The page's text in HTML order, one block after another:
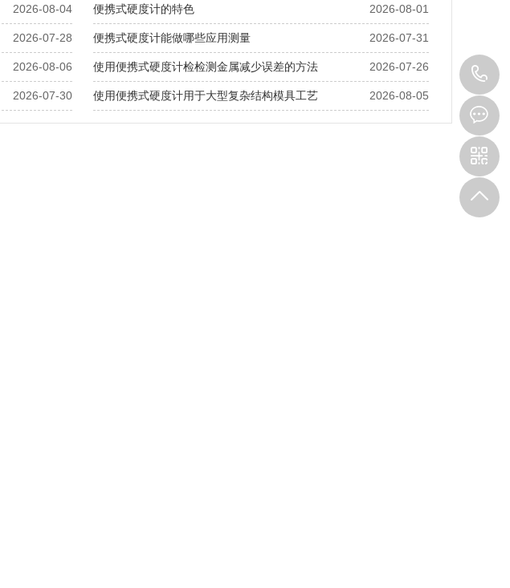
2026-08-04 2026-08-01
便携式硬度计的特色
2026-07-28 2026-07-31
便携式硬度计能做哪些应用测量
2026-08-06 2026-07-26
使用便携式硬度计检检测金属减少误差的方法
2026-07-30 2026-08-05
使用便携式硬度计用于大型复杂结构模具工艺